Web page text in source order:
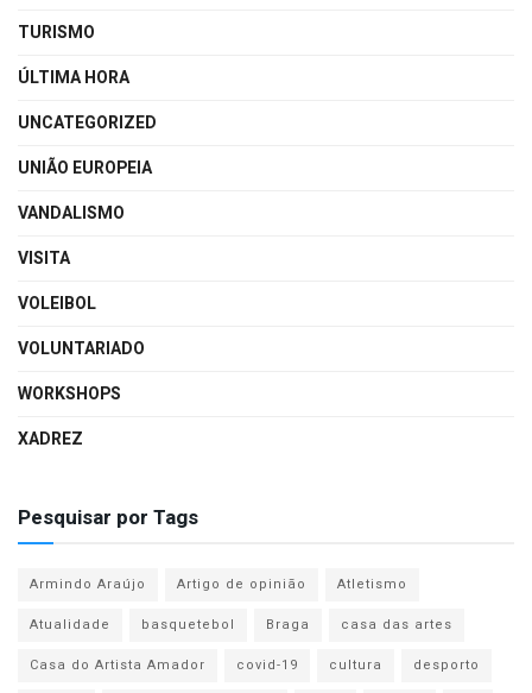
TURISMO
ÚLTIMA HORA
UNCATEGORIZED
UNIÃO EUROPEIA
VANDALISMO
VISITA
VOLEIBOL
VOLUNTARIADO
WORKSHOPS
XADREZ
Pesquisar por Tags
Armindo Araújo Artigo de opinião
Atletismo
Atualidade
basquetebol Braga
casa das artes
Casa do Artista Amador
covid-19 cultura
desporto